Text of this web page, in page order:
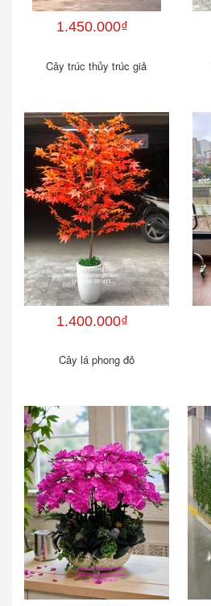
1.450.000₫
Cây trúc thủy trúc giả
1.400.000₫
Cây lá phong đỏ